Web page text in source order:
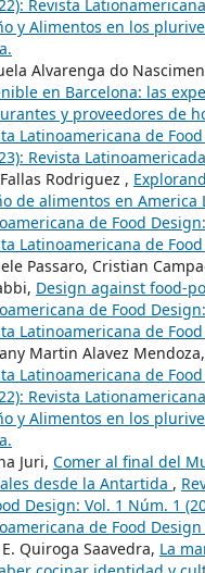
Revista
y Alimentos en los
Alvarenga do
en Barcelona: las
y proveedores de
Latinoamericana de
Revista
Rodriguez ,
de alimentos en America
de Food
Latinoamericana de
Passaro, Cristian
Design against food-
de Food
Latinoamericana de
Martin Alavez Mendoza,
Latinoamericana de
Revista
y Alimentos en los
Juri, Comer al final del
desde la Antartida ,
Design: Vol. 1 Núm. 1
de Food
E. Quiroga Saavedra, La